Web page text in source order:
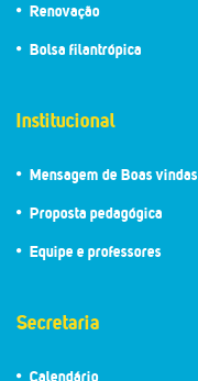
Renovação
Bolsa filantrópica
Institucional
Mensagem de Boas vindas
Proposta pedagógica
Equipe e professores
Secretaria
Calendário